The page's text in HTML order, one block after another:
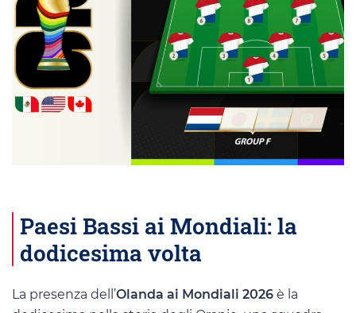
Paesi Bassi ai Mondiali: la
dodicesima volta
La presenza dell’Olanda ai Mondiali 2026 è la